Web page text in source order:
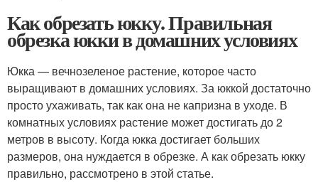
Как обрезать юкку. Правильная
обрезка юкки в домашних условиях
Юкка — вечнозеленое растение, которое часто
выращивают в домашних условиях. За юккой достаточно
просто ухаживать, так как она не капризна в уходе. В
комнатных условиях растение может достигать до 2
метров в высоту. Когда юкка достигает больших
размеров, она нуждается в обрезке. А как обрезать юкку
правильно, рассмотрено в этой статье.